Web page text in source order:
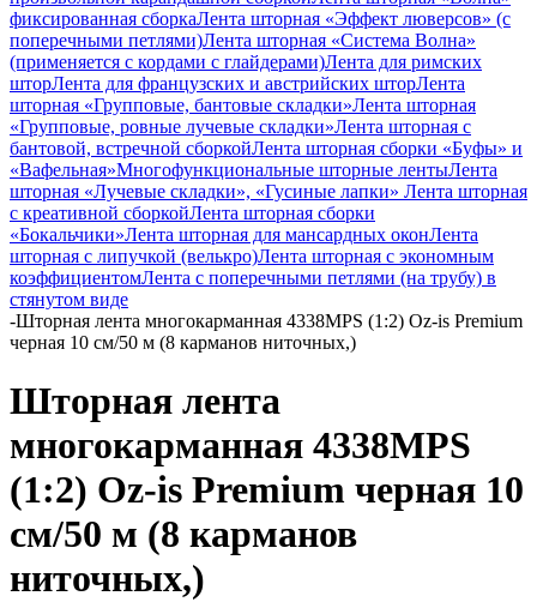
фиксированная сборкаЛента шторная «Эффект люверсов» (с
поперечными петлями)Лента шторная «Система Волна»
(применяется с кордами с глайдерами)Лента для римских
шторЛента для французских и австрийских шторЛента
шторная «Групповые, бантовые складки»Лента шторная
«Групповые, ровные лучевые складки»Лента шторная с
бантовой, встречной сборкойЛента шторная сборки «Буфы» и
«Вафельная»Многофункциональные шторные лентыЛента
шторная «Лучевые складки», «Гусиные лапки» Лента шторная
с креативной сборкойЛента шторная сборки
«Бокальчики»Лента шторная для мансардных оконЛента
шторная с липучкой (велькро)Лента шторная с экономным
коэффициентомЛента с поперечными петлями (на трубу) в
стянутом виде
-Шторная лента многокарманная 4338MPS (1:2) Oz-is Premium
черная 10 см/50 м (8 карманов ниточных,)
Шторная лента
многокарманная 4338MPS
(1:2) Oz-is Premium черная 10
см/50 м (8 карманов
ниточных,)